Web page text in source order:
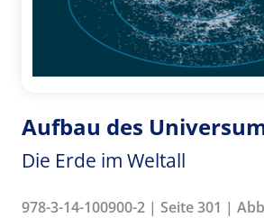
Aufbau des
Die Erde im Weltall
978-3-14-100900-2 | Seite 301 |